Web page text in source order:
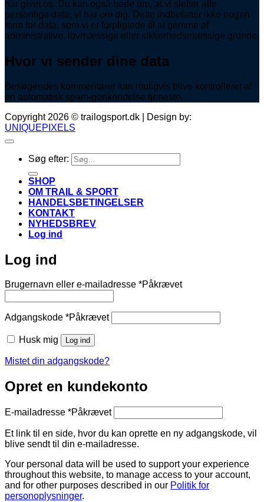
har givet os. Du kan også bede om, at vi sletter alle
personlige data, vi har om dig. Dette indbefatter ikke nogen
form for data, som vi er forpligtede til at gemme af
administrative, lovmæssige eller sikkerhedsmæssige grunde.
Hvor vi sender dine data
Besøgendes kommentarer kan muligvis blive kontrolleret af
en automatisk spam-genkendelse tjeneste.
Copyright 2026 © trailogsport.dk | Design by:
UNIQUEPIXELS
Søg efter:
SHOP
OM TRAIL & SPORT
HANDELSBETINGELSER
KONTAKT
NYHEDSBREV
Log ind
Log ind
Brugernavn eller e-mailadresse *Påkrævet
Adgangskode *Påkrævet
Husk mig Log ind
Mistet din adgangskode?
Opret en kundekonto
E-mailadresse *Påkrævet
Et link til en side, hvor du kan oprette en ny adgangskode, vil
blive sendt til din e-mailadresse.
Your personal data will be used to support your experience
throughout this website, to manage access to your account,
and for other purposes described in our Politik for
personoplysninger.